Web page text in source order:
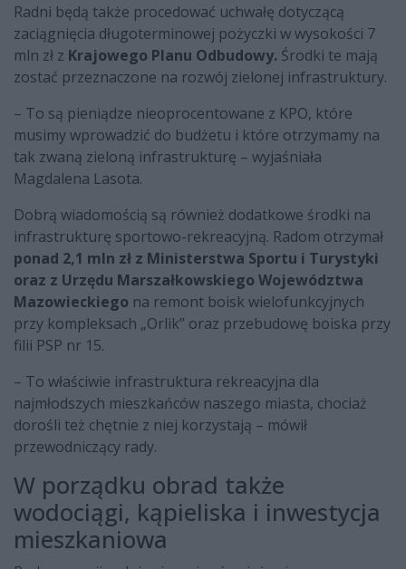
Radni będą także procedować uchwałę dotyczącą
zaciągnięcia długoterminowej pożyczki w wysokości 7
mln zł z Krajowego Planu Odbudowy. Środki te mają
zostać przeznaczone na rozwój zielonej infrastruktury.
– To są pieniądze nieoprocentowane z KPO, które
musimy wprowadzić do budżetu i które otrzymamy na
tak zwaną zieloną infrastrukturę – wyjaśniała
Magdalena Lasota.
Dobrą wiadomością są również dodatkowe środki na
infrastrukturę sportowo-rekreacyjną. Radom otrzymał
ponad 2,1 mln zł z Ministerstwa Sportu i Turystyki
oraz z Urzędu Marszałkowskiego Województwa
Mazowieckiego na remont boisk wielofunkcyjnych
przy kompleksach „Orlik” oraz przebudowę boiska przy
filii PSP nr 15.
– To właściwie infrastruktura rekreacyjna dla
najmłodszych mieszkańców naszego miasta, chociaż
dorośli też chętnie z niej korzystają – mówił
przewodniczący rady.
W porządku obrad także
wodociągi, kąpieliska i inwestycja
mieszkaniowa